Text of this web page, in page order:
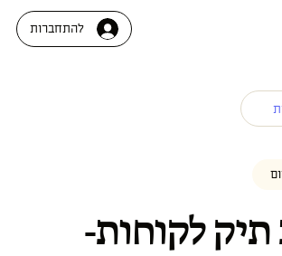
להתחברות
לקוחות-